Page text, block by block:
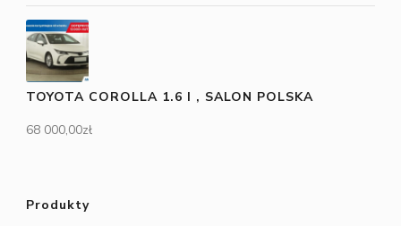
TOYOTA COROLLA 1.6 I , SALON POLSKA
68 000,00zł
Produkty